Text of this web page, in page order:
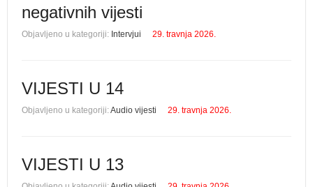
negativnih vijesti
Objavljeno u kategoriji: Intervjui 29. travnja 2026.
VIJESTI U 14
Objavljeno u kategoriji:Audio vijesti 29. travnja 2026.
VIJESTI U 13